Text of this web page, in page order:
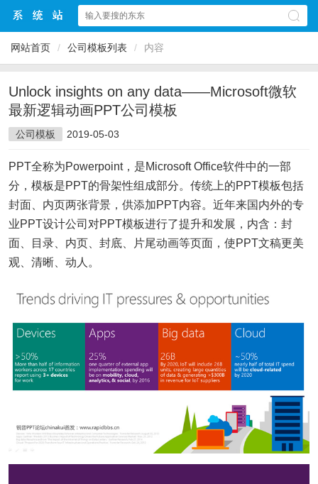
网站首页 / 公司模板列表 / 内容
Unlock insights on any data——Microsoft微软
最新逻辑动画PPT公司模板
公司模板 2019-05-03
PPT全称为Powerpoint，是Microsoft Office软件中的一部
分，模板是PPT的骨架性组成部分。传统上的PPT模板包括
封面、内页两张背景，供添加PPT内容。近年来国内外的专
业PPT设计公司对PPT模板进行了提升和发展，内含：封
面、目录、内页、封底、片尾动画等页面，使PPT文稿更美
观、清晰、动人。